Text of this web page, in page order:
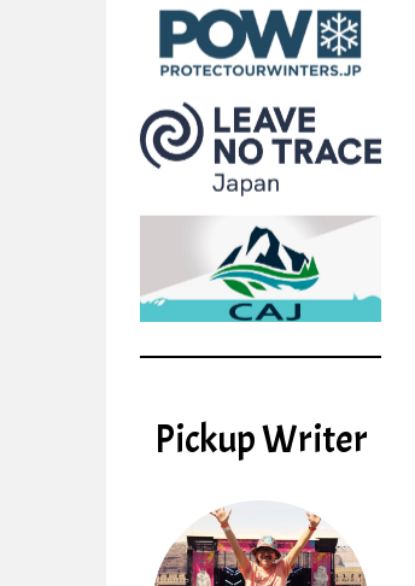
Pickup Writer